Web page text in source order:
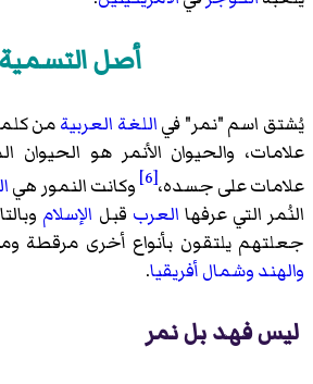
أصل التسمية
يُشتق اسم "نمر" فياللغة العربيةمن
علامات، والحيوان الأنمر هو
علامات على جسده،[6] وكانت النمور هي
النُمر التي عرفها العرب قبل الإسلام
جعلتهم يلتقون بأنواع أخرى
والهندوشمال أفريقيا.
ليس فهد بل نمر